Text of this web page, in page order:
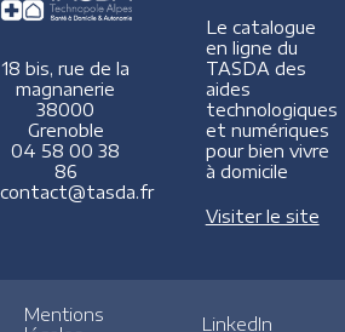
18 bis, rue de la
magnanerie
38000
Grenoble
04 58 00 38
86
contact@tasda.fr
Le catalogue
en ligne du
TASDA des
aides
technologiques
et numériques
pour bien vivre
à domicile
Visiter le site
Mentions
LinkedIn